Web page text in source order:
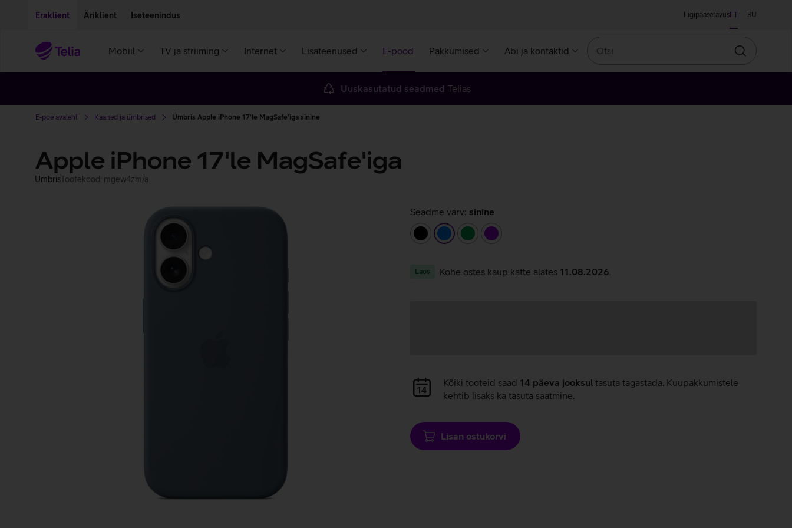
Eraklient Äriklient Iseteenindus LigipääsetavusET RU
Mobiil TV ja striiming Internet Lisateenused E-pood Pakkumised Abi ja kontaktid
Otsin
Uuskasutatud seadmed Telias
E-poe avaleht Kaaned ja ümbrised Ümbris Apple iPhone 17'le MagSafe'iga sinine
Apple iPhone 17'le MagSafe'iga
ÜmbrisTootekood: mgew4zm/a
Seadme värv: sinine
must
sinine rohelinelilla
Laos Kohe ostes kaup kätte alates 11.08.2026
Andmete
laadimine
Kõiki tooteid saad 14 päeva jooksul tasuta tagastada. Kuupakkumistele
kehtib lisaks ka tasuta saatmine.
Lisan ostukorvi